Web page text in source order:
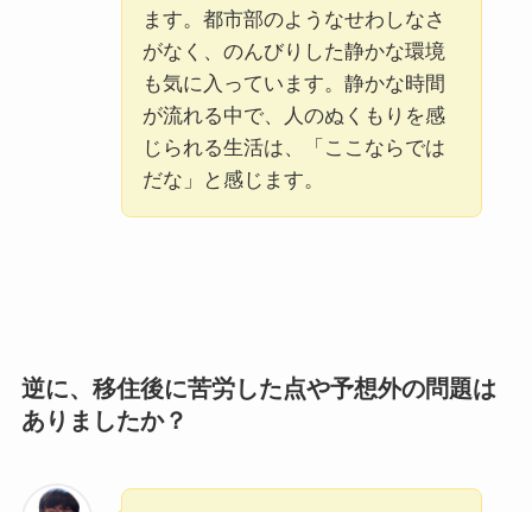
ます。都市部のようなせわしなさ
がなく、のんびりした静かな環境
も気に入っています。静かな時間
が流れる中で、人のぬくもりを感
じられる生活は、「ここならでは
だな」と感じます。
逆に、移住後に苦労した点や予想外の問題は
ありましたか？